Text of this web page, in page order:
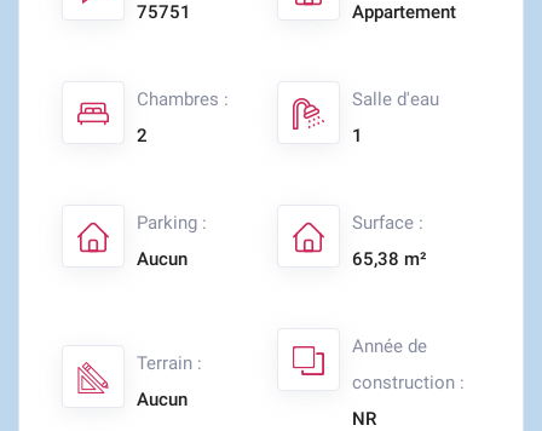
75751
Appartement
Chambres :
2
Salle d'eau
1
Parking :
Aucun
Surface :
65,38 m²
Terrain :
Aucun
Année de
construction :
NR